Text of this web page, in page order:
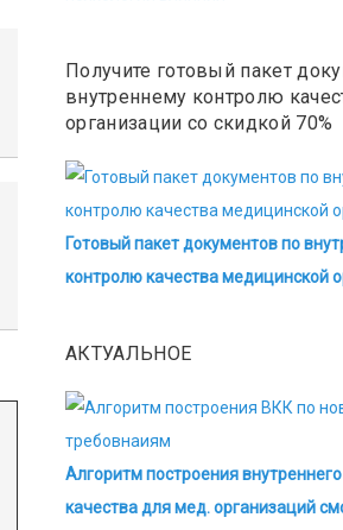
Получите готовый пакет
внутреннему контролю
организации со скидкой 70%
Готовый пакет документов по
контролю качества медицинской
АКТУАЛЬНОЕ
Алгоритм построения
качества для мед. организаций